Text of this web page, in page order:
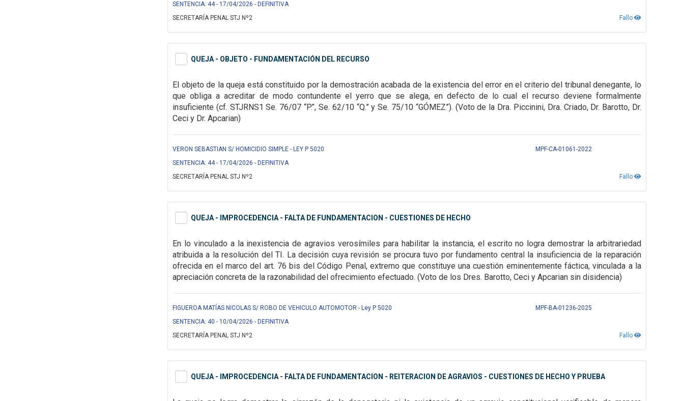
SENTENCIA: 44 - 17/04/2026 - DEFINITIVA
Fallo
SECRETARÍA PENAL STJ Nº2
QUEJA - OBJETO - FUNDAMENTACIÓN DEL RECURSO
El objeto de la queja está constituido por la demostración acabada de la existencia del error en el criterio del tribunal denegante, lo
que obliga a acreditar de modo contundente el yerro que se alega, en defecto de lo cual el recurso deviene formalmente
insuficiente (cf. STJRNS1 Se. 76/07 “P.”, Se. 62/10 “Q.” y Se. 75/10 “GÓMEZ”). (Voto de la Dra. Piccinini, Dra. Criado, Dr. Barotto, Dr.
Ceci y Dr. Apcarian)
VERON SEBASTIAN S/ HOMICIDIO SIMPLE - LEY P 5020
MPF-CA-01061-2022
SENTENCIA: 44 - 17/04/2026 - DEFINITIVA
Fallo
SECRETARÍA PENAL STJ Nº2
QUEJA - IMPROCEDENCIA - FALTA DE FUNDAMENTACION - CUESTIONES DE HECHO
En lo vinculado a la inexistencia de agravios verosímiles para habilitar la instancia, el escrito no logra demostrar la arbitrariedad
atribuida a la resolución del TI. La decisión cuya revisión se procura tuvo por fundamento central la insuficiencia de la reparación
ofrecida en el marco del art. 76 bis del Código Penal, extremo que constituye una cuestión eminentemente fáctica, vinculada a la
apreciación concreta de la razonabilidad del ofrecimiento efectuado. (Voto de los Dres. Barotto, Ceci y Apcarian sin disidencia)
FIGUEROA MATÍAS NICOLAS S/ ROBO DE VEHICULO AUTOMOTOR - Ley P 5020
MPF-BA-01236-2025
SENTENCIA: 40 - 10/04/2026 - DEFINITIVA
Fallo
SECRETARÍA PENAL STJ Nº2
QUEJA - IMPROCEDENCIA - FALTA DE FUNDAMENTACION - REITERACION DE AGRAVIOS - CUESTIONES DE HECHO Y PRUEBA